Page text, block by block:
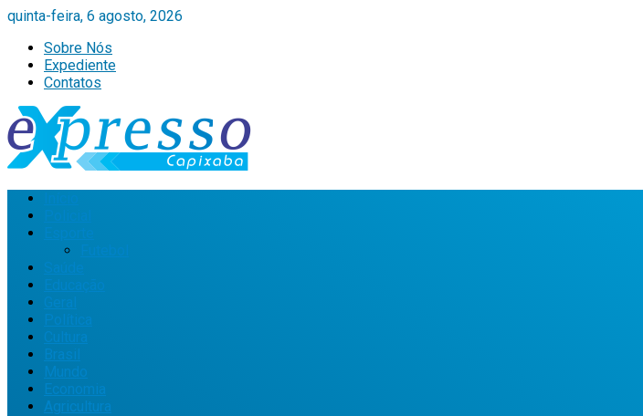
quinta-feira, 6 agosto, 2026
Sobre Nós
Expediente
Contatos
Política
Cultura
Brasil
Mundo
Economia
Agricultura